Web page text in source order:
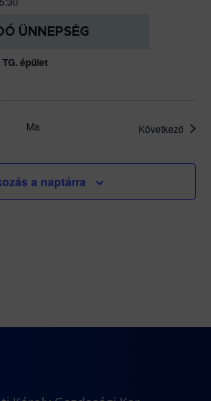
ÜNNEPSÉG
épület
Ma Következő
a naptárra